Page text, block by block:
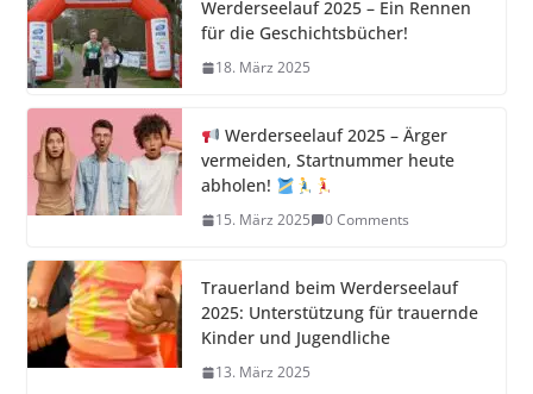
Werderseelauf 2025 – Ein Rennen
für die Geschichtsbücher!
18. März 2025
Werderseelauf 2025 – Ärger
vermeiden, Startnummer heute
abholen!
15. März 2025 0 Comments
Trauerland beim Werderseelauf
2025: Unterstützung für trauernde
Kinder und Jugendliche
13. März 2025